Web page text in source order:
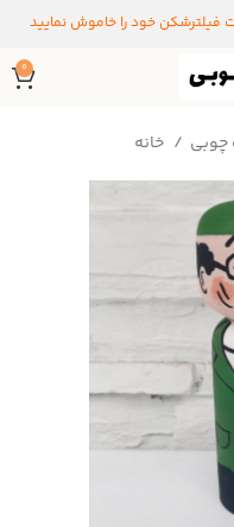
فیلترشکن خود را خاموش نمایید
0
خانه